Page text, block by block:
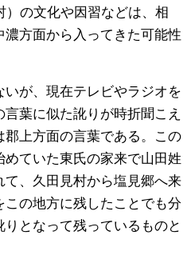
）の文化や因習などは、相
方面から入ってきた可能性
が、現在テレビやラジオを
葉に似た訛りが時折聞こえ
上方面の言葉である。この
ていた東氏の家来で山田姓
、久田見村から塩見郷へ来
の地方に残したことでも分
となって残っているものと